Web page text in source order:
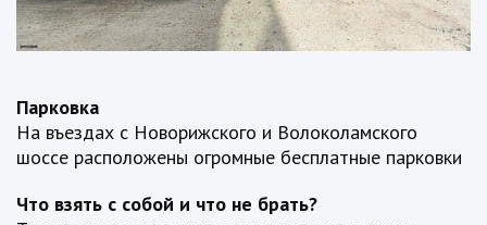
Парковка
На въездах с Новорижского и Волоколамского
шоссе расположены огромные бесплатные парковки
Что взять с собой и что не брать?